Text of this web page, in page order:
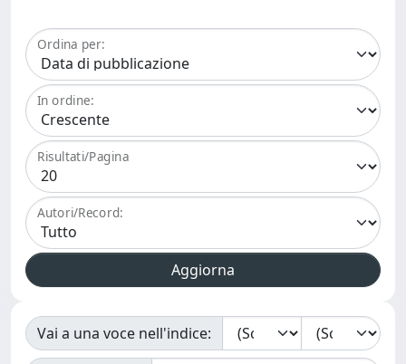
Ordina per:
In ordine:
Risultati/Pagina
Autori/Record:
Vai a una voce nell'indice: